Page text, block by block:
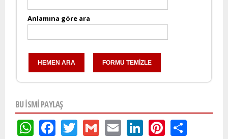
Anlamına göre ara
BU ISMI PAYLAŞ
WhatsApp
Facebook
Twitter
GmailEmailLinkedIn